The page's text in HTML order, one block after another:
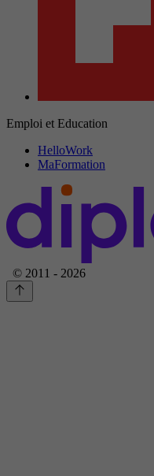
Emploi et Education
HelloWork
MaFormation
© 2011 - 2026